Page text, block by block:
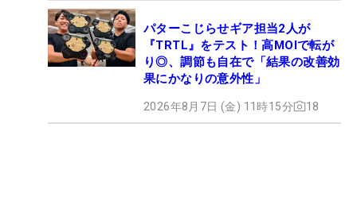
パターこじらせギア担当2人が
『TRTL』をテスト！高MOIで転が
り◎、調節も自在で「結果の改善効
果にかなりの意外性」
2026年8月7日 (金) 11時15分 18